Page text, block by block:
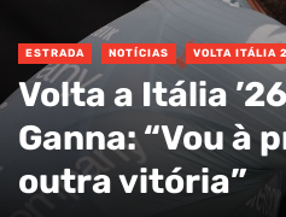
ESTRADA NOTÍCIAS VOLTA ITÁLIA
Volta a Itália
Ganna: “Vou à
outra vitória”